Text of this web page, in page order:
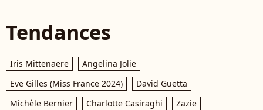
Tendances
Iris Mittenaere
Angelina Jolie
Eve Gilles (Miss France 2024)
David Guetta
Michèle Bernier
Charlotte Casiraghi
Zazie